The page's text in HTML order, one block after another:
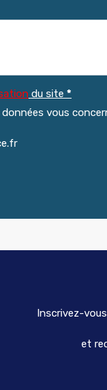
du site *
données vous
Inscrivez-
et